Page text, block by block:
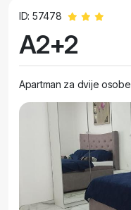
ID: 57478
A2+2
Apartman za dvije